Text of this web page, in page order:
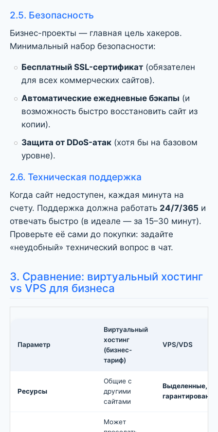
2.5. Безопасность
Бизнес-проекты — главная цель хакеров.
Минимальный набор безопасности:
Бесплатный SSL-сертификат (обязателен
для всех коммерческих сайтов).
Автоматические ежедневные бэкапы (и
возможность быстро восстановить сайт из
копии).
Защита от DDoS-атак (хотя бы на базовом
уровне).
2.6. Техническая поддержка
Когда сайт недоступен, каждая минута на
счету. Поддержка должна работать 24/7/365 и
отвечать быстро (в идеале — за 15–30 минут).
Проверьте её сами до покупки: задайте
«неудобный» технический вопрос в чат.
3. Сравнение: виртуальный хостинг
vs VPS для бизнеса
Параметр
Виртуальный
хостинг
(бизнес-
тариф)
VPS/VDS
Ресурсы
Общие с
другими
сайтами
Выделенные,
Может